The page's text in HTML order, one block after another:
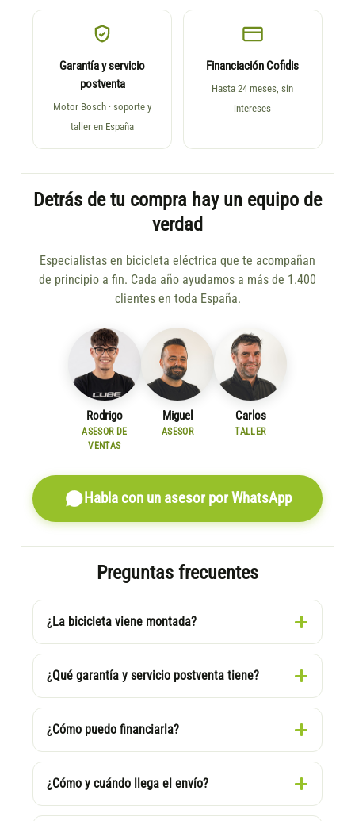
Garantía y servicio
postventa
Motor Bosch · soporte y
taller en España
Financiación Cofidis
Hasta 24 meses, sin
intereses
Detrás de tu compra hay un equipo de
verdad
Especialistas en bicicleta eléctrica que te acompañan
de principio a fin. Cada año ayudamos a más de 1.400
clientes en toda España.
Rodrigo
ASESOR DE
VENTAS
Miguel
ASESOR
Carlos
TALLER
Habla con un asesor por WhatsApp
Preguntas frecuentes
¿La bicicleta viene montada?
¿Qué garantía y servicio postventa tiene?
¿Cómo puedo financiarla?
¿Cómo y cuándo llega el envío?